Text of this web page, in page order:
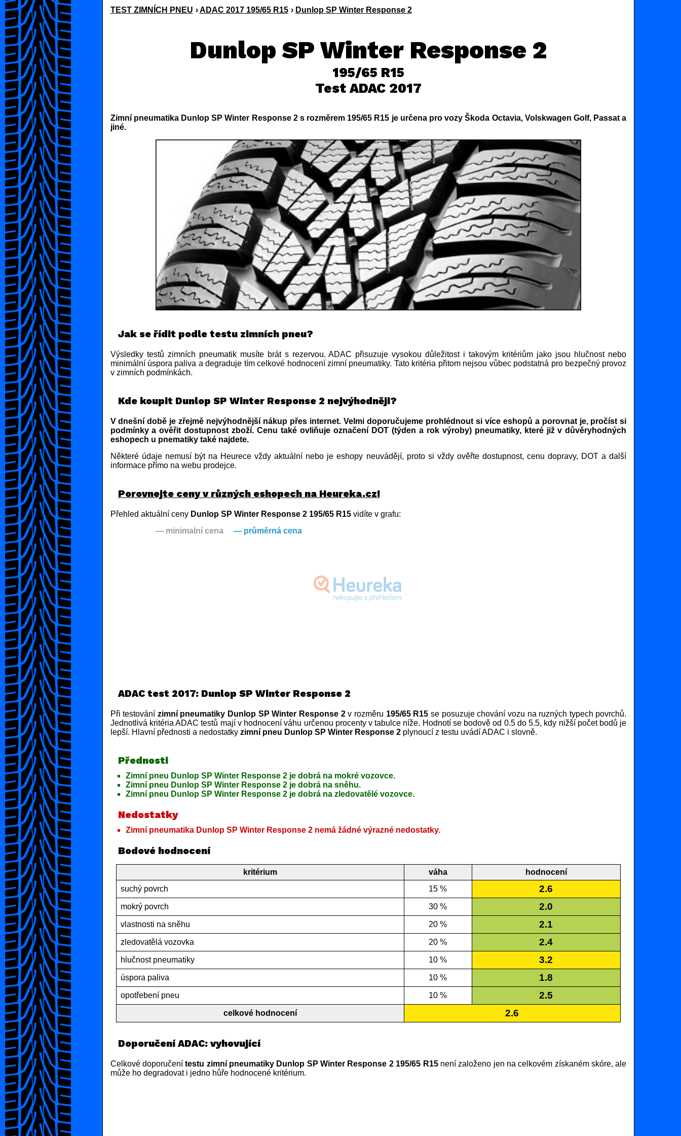
TEST ZIMNÍCH PNEU ›ADAC 2017 195/65 R15 › Dunlop SP Winter Response 2
Dunlop SP Winter Response 2
195/65 R15
Test ADAC 2017
Zimní pneumatika Dunlop SP Winter Response 2 s rozměrem 195/65 R15 je určena pro vozy Škoda Octavia, Volskwagen Golf, Passat a
jiné.
Jak se řídit podle testu zimních pneu?
Výsledky testů zimních pneumatik musíte brát s rezervou. ADAC přisuzuje vysokou důležitost i takovým kritériům jako jsou hlučnost nebo
minimální úspora paliva a degraduje tím celkové hodnocení zimní pneumatiky. Tato kritéria přitom nejsou vůbec podstatná pro bezpečný provoz
v zimních podmínkách.
Kde koupit Dunlop SP Winter Response 2 nejvýhodněji?
V dnešní době je zřejmě nejvýhodnější nákup přes internet. Velmi doporučujeme prohlédnout si více eshopů a porovnat je, pročíst si
podmínky a ověřit dostupnost zboží. Cenu také ovliňuje označení DOT (týden a rok výroby) pneumatiky, které již v důvěryhodných
eshopech u pnematiky také najdete.
Některé údaje nemusí být na Heurece vždy aktuální nebo je eshopy neuvádějí, proto si vždy ověřte dostupnost, cenu dopravy, DOT a další
informace přímo na webu prodejce.
Porovnejte ceny v různých eshopech na Heureka.cz!
Přehled aktuální ceny Dunlop SP Winter Response 2 195/65 R15vidíte v grafu:
— minimalní cena
— průměrná cena
ADAC test 2017: Dunlop SP Winter Response 2
Při testování zimní pneumatiky Dunlop SP Winter Response 2v rozměru 195/65 R15 se posuzuje chování vozu na ruzných typech povrchů.
Jednotlivá kritéria ADAC testů mají v hodnocení váhu určenou procenty v tabulce níže. Hodnotí se bodově od 0.5 do 5.5, kdy nižší počet bodů je
lepší. Hlavní přednosti a nedostatky zimní pneu Dunlop SP Winter Response 2plynoucí z testu uvádí ADAC i slovně.
Přednosti
Zimní pneu Dunlop SP Winter Response 2 je dobrá na mokré vozovce.
Zimní pneu Dunlop SP Winter Response 2 je dobrá na sněhu.
Zimní pneu Dunlop SP Winter Response 2 je dobrá na zledovatělé vozovce.
Nedostatky
Zimní pneumatika Dunlop SP Winter Response 2 nemá žádné výrazné nedostatky.
Bodové hodnocení
kritérium váha
hodnocení
suchý povrch
15 % 2.6
mokrý povrch 30 % 2.0
vlastnosti na sněhu 20 % 2.1
zledovatělá vozovka 20 % 2.4
hlučnost pneumatiky 10 % 3.2
úspora paliva 10 % 1.8
opotřebení pneu 10 % 2.5
celkové hodnocení 2.6
Doporučení ADAC: vyhovující
Celkové doporučenítestu zimní pneumatiky Dunlop SP Winter Response 2 195/65 R15není založeno jen na celkovém získaném skóre, ale
může ho degradovat i jedno hůře hodnocené kritérium.